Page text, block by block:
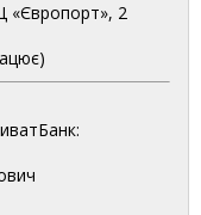
«Європорт», 2